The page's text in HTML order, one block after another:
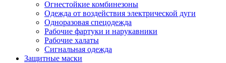
Огнестойкие комбинезоны
Одежда от воздействия электрической дуги
Одноразовая спецодежда
Рабочие фартуки и нарукавники
Рабочие халаты
Сигнальная одежда
Защитные маски